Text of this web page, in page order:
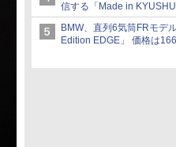
信する「Made in
ー」8月14日開催
BMW、直列6気筒FRモデ
Edition EDGE」 価格は